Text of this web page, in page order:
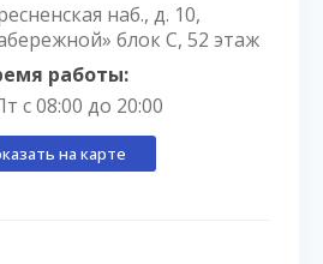
наб., д. 10,
блок С, 52 этаж
работы:
с 08:00 до 20:00
на карте